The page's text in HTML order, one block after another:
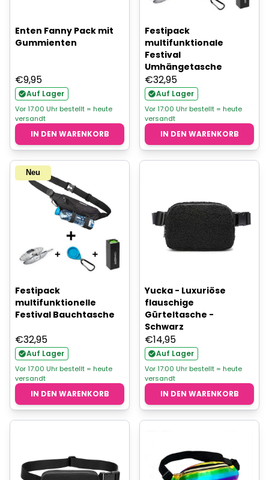
Enten Fanny Pack mit
Gummienten
€9,95
Auf Lager
Vor 17:00 Uhr bestellt = heute
versandt
IN DEN WARENKORB
Festipack
multifunktionale
Festival
Umhängetasche
€32,95
Auf Lager
Vor 17:00 Uhr bestellt = heute
versandt
IN DEN WARENKORB
Neu
Festipack
multifunktionelle
Festival Bauchtasche
€32,95
Auf Lager
Vor 17:00 Uhr bestellt = heute
versandt
IN DEN WARENKORB
Yucka - Luxuriöse
flauschige
Gürteltasche -
Schwarz
€14,95
Auf Lager
Vor 17:00 Uhr bestellt = heute
versandt
IN DEN WARENKORB